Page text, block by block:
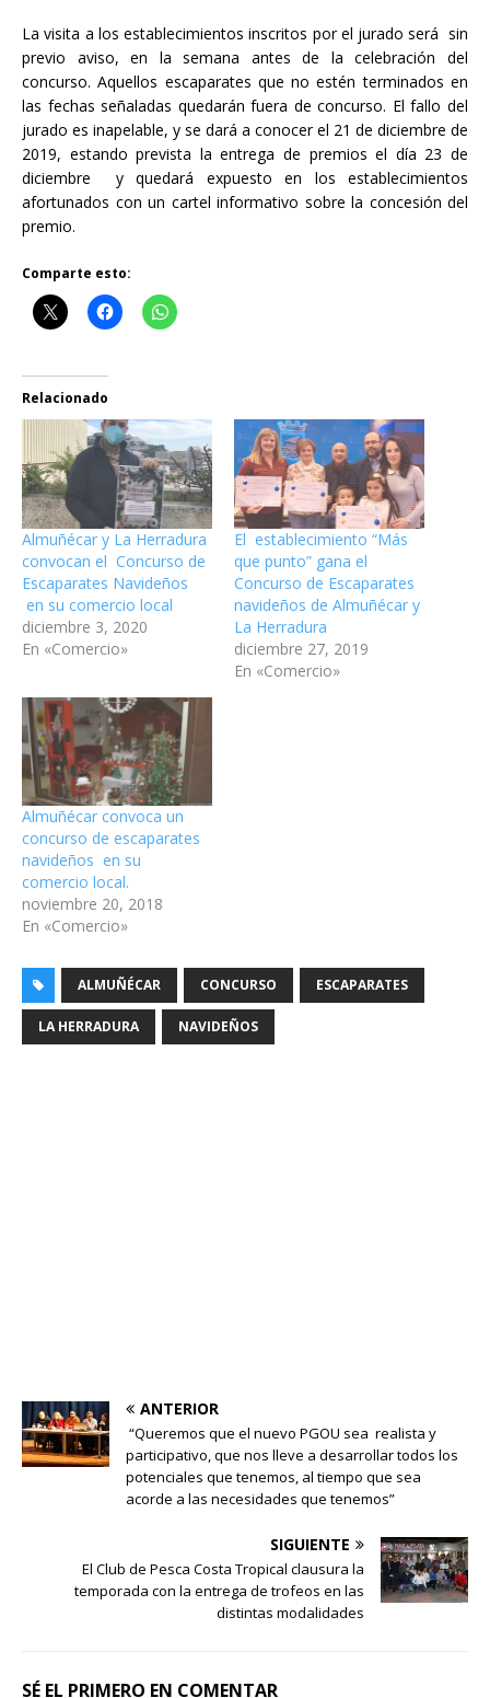
La visita a los establecimientos inscritos por el jurado será sin
previo aviso, en la semana antes de la celebración del
concurso. Aquellos escaparates que no estén terminados en
las fechas señaladas quedarán fuera de concurso. El fallo del
jurado es inapelable, y se dará a conocer el 21 de diciembre de
2019, estando prevista la entrega de premios el día 23 de
diciembre y quedará expuesto en los establecimientos
afortunados con un cartel informativo sobre la concesión del
premio.
Comparte esto:
Relacionado
Almuñécar y La Herradura
convocan el Concurso de
Escaparates Navideños
en su comercio local
diciembre 3, 2020
En «Comercio»
El establecimiento “Más
que punto” gana el
Concurso de Escaparates
navideños de Almuñécar y
La Herradura
diciembre 27, 2019
En «Comercio»
Almuñécar convoca un
concurso de escaparates
navideños en su
comercio local.
noviembre 20, 2018
En «Comercio»
ALMUÑÉCAR CONCURSO ESCAPARATES
LA HERRADURA NAVIDEÑOS
ANTERIOR
“Queremos que el nuevo PGOU sea realista y
participativo, que nos lleve a desarrollar todos los
potenciales que tenemos, al tiempo que sea
acorde a las necesidades que tenemos”
SIGUIENTE
El Club de Pesca Costa Tropical clausura la
temporada con la entrega de trofeos en las
distintas modalidades
SÉ EL PRIMERO EN COMENTAR